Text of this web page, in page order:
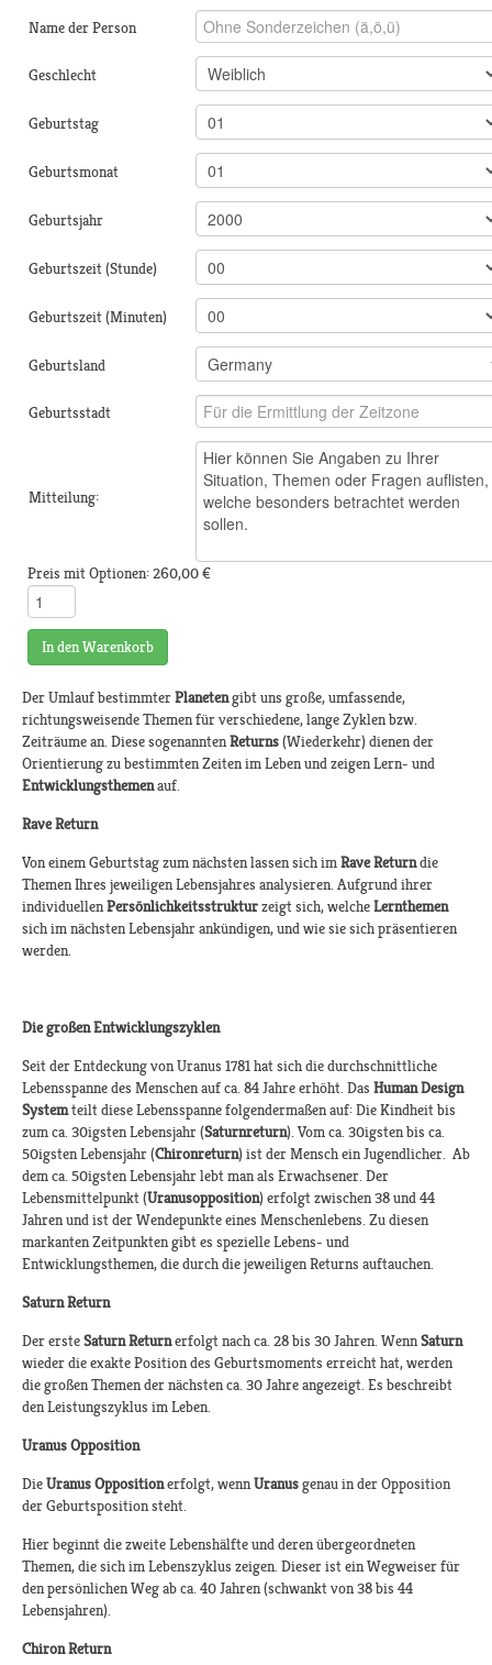
Name der Person
Geschlecht
Geburtstag
Geburtsmonat
Geburtsjahr
Geburtszeit (Stunde)
Geburtszeit (Minuten)
Geburtsland
Geburtsstadt
Mitteilung:
Preis mit Optionen:260,00 €
In den Warenkorb
Der Umlauf bestimmterPlanetengibt uns große, umfassende,
richtungsweisende Themen für verschiedene, lange Zyklen bzw.
Zeiträume an. Diese sogenanntenReturns(Wiederkehr) dienen der
Orientierung zu bestimmten Zeiten im Leben und zeigen Lern- und
Entwicklungsthemenauf.
Rave Return
Von einem Geburtstag zum nächsten lassen sich imRave Returndie
Themen Ihres jeweiligen Lebensjahres analysieren. Aufgrund ihrer
individuellenPersönlichkeitsstrukturzeigt sich, welcheLernthemen
sich im nächsten Lebensjahr ankündigen, und wie sie sich präsentieren
werden.
Die großen Entwicklungszyklen
Seit der Entdeckung von Uranus 1781 hat sich die durchschnittliche
Lebensspanne des Menschen auf ca. 84 Jahre erhöht. Das Human Design
Systemteilt diese Lebensspanne folgendermaßen auf: Die Kindheit bis
zum ca. 30igsten Lebensjahr (Saturnreturn). Vom ca. 30igsten bis ca.
50igsten Lebensjahr (Chironreturn) ist der Mensch ein Jugendlicher. Ab
dem ca. 50igsten Lebensjahr lebt man als Erwachsener. Der
Lebensmittelpunkt (Uranusopposition) erfolgt zwischen 38 und 44
Jahren und ist der Wendepunkte eines Menschenlebens. Zu diesen
markanten Zeitpunkten gibt es spezielle Lebens- und
Entwicklungsthemen, die durch die jeweiligen Returns auftauchen.
Saturn Return
Der ersteSaturn Returnerfolgt nach ca. 28 bis 30 Jahren. WennSaturn
wieder die exakte Position des Geburtsmoments erreicht hat, werden
die großen Themen der nächsten ca. 30 Jahre angezeigt. Es beschreibt
den Leistungszyklus im Leben.
Uranus Opposition
DieUranus Oppositionerfolgt, wennUranusgenau in der Opposition
der Geburtsposition steht.
Hier beginnt die zweite Lebenshälfte und deren übergeordneten
Themen, die sich im Lebenszyklus zeigen. Dieser ist ein Wegweiser für
den persönlichen Weg ab ca. 40 Jahren (schwankt von 38 bis 44
Lebensjahren).
Chiron Return